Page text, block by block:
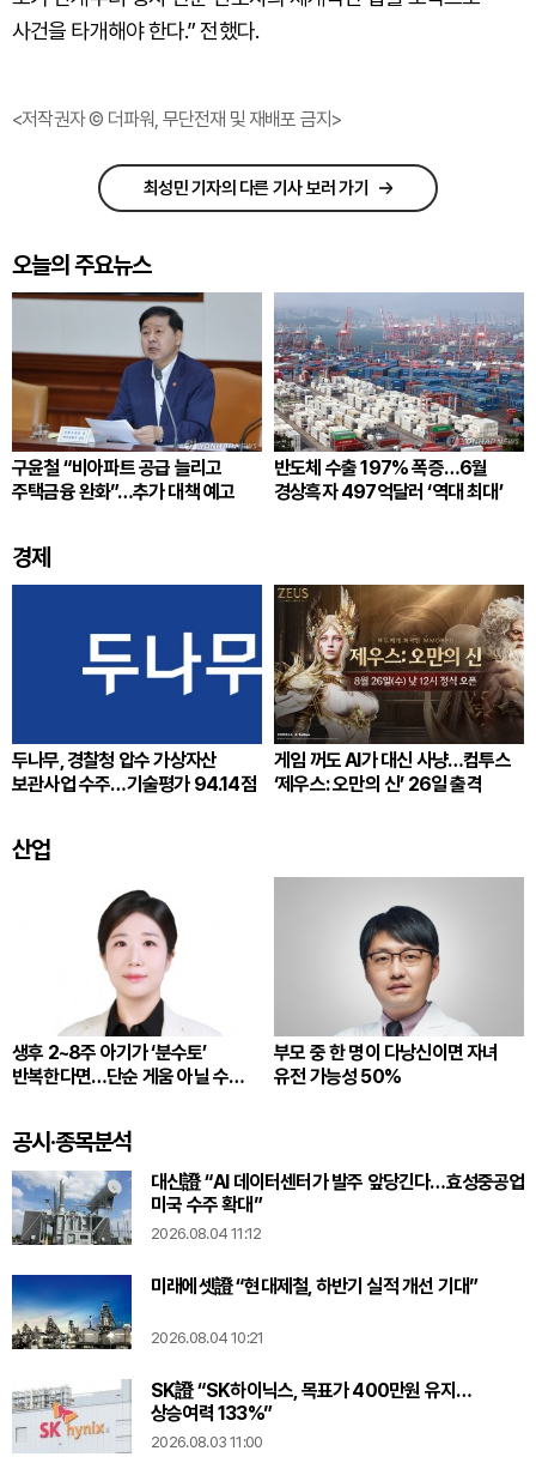
사건을 타개해야 한다.” 전했다.
<저작권자 © 더파워, 무단전재 및 재배포 금지>
최성민 기자의 다른 기사 보러 가기
오늘의 주요뉴스
구윤철 “비아파트 공급 늘리고
주택금융 완화”…추가 대책 예고
반도체 수출 197% 폭증…6월
경상흑자 497억달러 ‘역대 최대’
경제
두나무, 경찰청 압수 가상자산
보관사업 수주…기술평가 94.14점
게임 꺼도 AI가 대신 사냥…컴투스
‘제우스: 오만의 신’ 26일 출격
산업
생후 2~8주 아기가 ‘분수토’
반복한다면…단순 게움 아닐 수
부모 중 한 명이 다낭신이면 자녀
유전 가능성 50%
공시·종목분석
대신證 “AI 데이터센터가 발주 앞당긴다…효성중공업
미국 수주 확대”
2026.08.04 11:12
미래에셋證 “현대제철, 하반기 실적 개선 기대”
2026.08.04 10:21
SK證 “SK하이닉스, 목표가 400만원 유지…
상승여력 133%”
2026.08.03 11:00